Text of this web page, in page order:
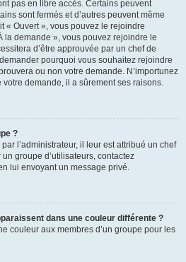
pas en libre accès. Certains peuvent
sont fermés et d’autres peuvent même
« Ouvert », vous pouvez le rejoindre
la demande », vous pouvez rejoindre le
d’être approuvée par un chef de
pourquoi vous souhaitez rejoindre
ou non votre demande. N’importunez
demande, il a sûrement ses raisons.
?
l’administrateur, il leur est attribué un chef
groupe d’utilisateurs, contactez
lui envoyant un message privé.
dans une couleur différente ?
couleur aux membres d’un groupe pour les